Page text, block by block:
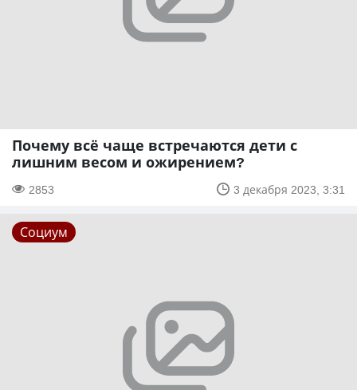
Почему всё чаще встречаются дети с
лишним весом и ожирением?
2853 3 декабря 2023, 3:31
Социум